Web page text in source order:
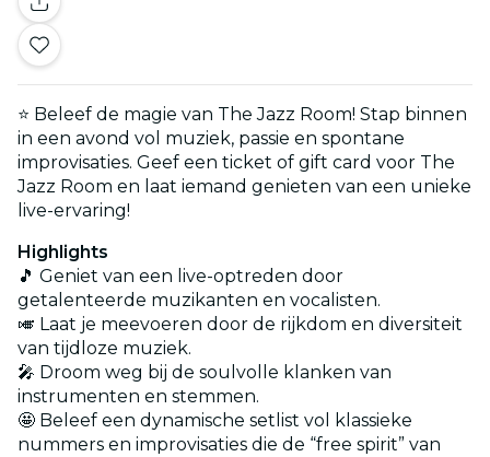
⭐ Beleef de magie van The Jazz Room! Stap binnen
in een avond vol muziek, passie en spontane
improvisaties. Geef een ticket of gift card voor The
Jazz Room en laat iemand genieten van een unieke
live-ervaring!
Highlights
🎵 Geniet van een live-optreden door
getalenteerde muzikanten en vocalisten.
🎺 Laat je meevoeren door de rijkdom en diversiteit
van tijdloze muziek.
🎤 Droom weg bij de soulvolle klanken van
instrumenten en stemmen.
🤩 Beleef een dynamische setlist vol klassieke
nummers en improvisaties die de “free spirit” van